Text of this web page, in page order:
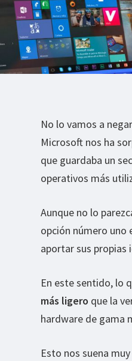
No lo vamos a
Microsoft nos ha
que guardaba un
operativos más
Aunque no lo
opción número uno
aportar sus propias
En este sentido, lo
más ligero que la
hardware de gama
Esto nos suena